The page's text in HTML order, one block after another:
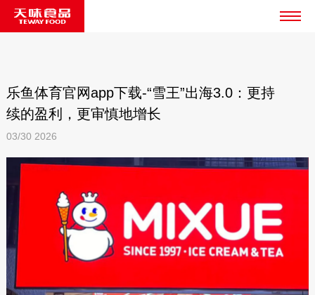
乐鱼体育官网app下载-“雪王”出海3.0：更持
续的盈利，更审慎地增长
03/30 2026